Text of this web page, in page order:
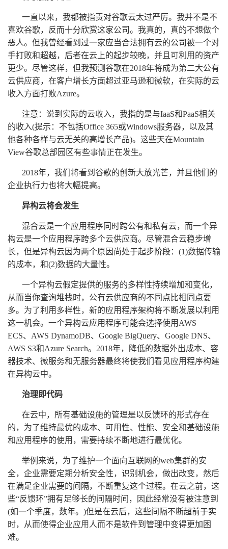
一直以来，我都被指责对谷歌云太过严厉。我并不是不
喜欢谷歌，反而十分欣赏这家公司。我真的，真的不想做个
恶人。但我曾经看到过一家应当合法拥有云的公司被一个对
手打败和超越，后者在云上的起步较晚，并且可利用的资产
更少。尽管这样，但我预测谷歌在2018年将成为第二大公有
云供应商，在客户增长方面超过亚马逊和微软，在实际的云
收入方面打败Azure。
注意：说到实际的云收入，我指的是与IaaS和PaaS相关
的收入(提示：不包括Office 365或Windows服务器，以及其
他各种各样与云无关的高增长产品)。这些天在Mountain
View谷歌总部园区有些事情正在发生。
2018年，我们将看到谷歌的创新大放光芒，并且他们的
企业执行力也将大幅提高。
异构云将会发生
混合云是一个应用程序同时跨公有和私有云，而一个异
构云是一个应用程序跨多个云供应商。尽管混合云稳步增
长，但是异构云因为两个原因尚处于起步阶段：(1)数据传输
的成本，和(2)数据的大量性。
一个异构云假定提供的服务的多样性持续增加和变化，
从而当你查询堆栈时，公有云供应商的不同点比相同点要
多。为了利用多样性，新的应用程序架构将不断发展以利用
这一机会。一个异构云应用程序可能会选择使用AWS
ECS、AWS DynamoDB、Google BigQuery、Google DNS、
AWS S3和Azure Search。2018年，降低的数据外出成本、容
器技术、微服务和无服务器最终将使我们看见应用程序构建
在异构云中。
治理即代码
在云中，所有基础设施的管理是以反馈环的形式存在
的，为了维持最优的成本、可用性、性能、安全和基础设施
和应用程序的使用，需要持续不断地进行最优化。
举例来说，为了维护一个面向互联网的web集群的安
全，企业需要定期分析安全性，识别机会，做出改变，然后
在满足企业需要的间隔，不断重复这个过程。在云之前，这
些“反馈环”拥有足够长的间隔时间，因此经常没有被注意到
(如一个季度，数年。)但是在云后，这些间隔不断超前于实
时，从而使得企业应用人而不是软件到管理中变得更加困
难。